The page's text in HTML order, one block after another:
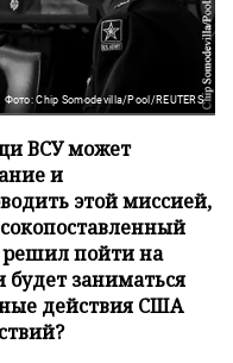
Фото: Chip Somodevilla/Pool/REUTERS
ВСУ может
и
этой миссией,
пойти на
заниматься
действия США